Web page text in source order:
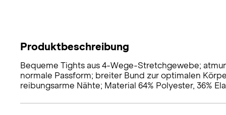
Produktbeschreibung
Bequeme Tights aus 4-Wege-Stretchgewebe;
normale Passform; breiter Bund zur optimalen
reibungsarme Nähte; Material 64% Polyester, 36%